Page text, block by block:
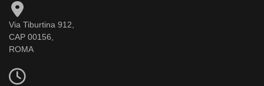
Via Tiburtina 912,
CAP 00156,
ROMA